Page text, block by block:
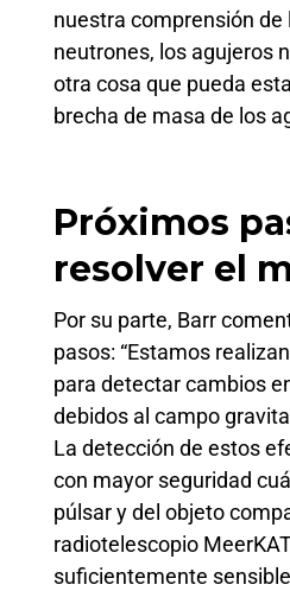
nuestra comprensión de
neutrones, los agujeros
otra cosa que pueda
brecha de masa de los
Próximos
resolver el
Por su parte, Barr
pasos: “Estamos
para detectar cambios
debidos al campo
La detección de estos
con mayor seguridad
púlsar y del objeto
radiotelescopio
suficientemente